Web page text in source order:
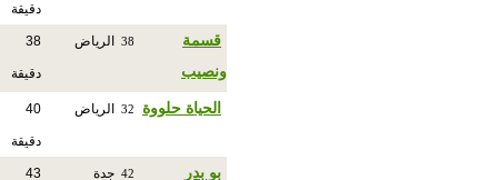
دقيقة
قسمة
ونصيب
38 الرياض 38
دقيقة
الحياة حلووة 32 الرياض 40
دقيقة
بو بدر 42 جدة 43